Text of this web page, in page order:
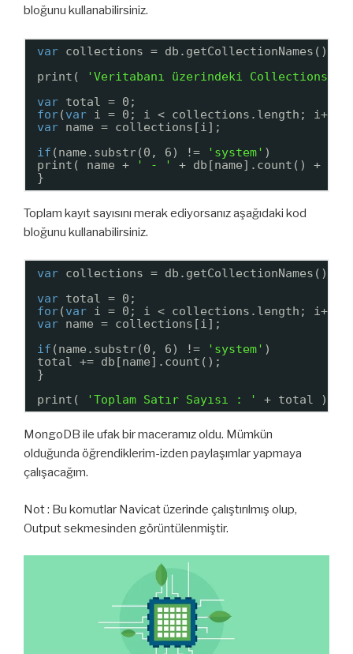
bloğunu kullanabilirsiniz.
var collections = db.getCollectionNames();
print(
'Veritabanı üzerindeki Collections:'
var total = 0;
for(var i = 0; i < collections.length; i++){
var name = collections[i];
if (name.substr(0, 6) != 'system' )
print( name +
' - ' + db[name].count() +
}
Toplam kayıt sayısını merak ediyorsanız aşağıdaki kod
bloğunu kullanabilirsiniz.
var collections = db.getCollectionNames();
var total = 0;
for(var i = 0; i < collections.length; i++){
var name = collections[i];
if (name.substr(0, 6) != 'system' )
total += db[name].count();
}
print(
'Toplam Satır Sayısı : ' + total )
MongoDB ile ufak bir maceramız oldu. Mümkün
olduğunda öğrendiklerim-izden paylaşımlar yapmaya
çalışacağım.
Not : Bu komutlar Navicat üzerinde çalıştırılmış olup,
Output sekmesinden görüntülenmiştir.